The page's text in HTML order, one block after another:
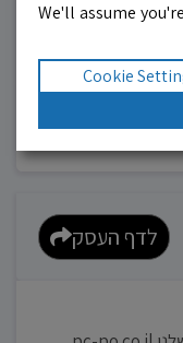
לדף העסק
We'll assume
Cookie